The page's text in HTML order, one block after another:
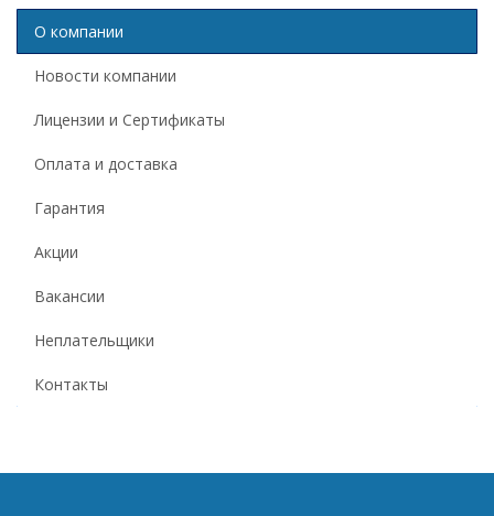
О компании
Новости компании
Лицензии и Сертификаты
Оплата и доставка
Гарантия
Акции
Вакансии
Неплательщики
Контакты